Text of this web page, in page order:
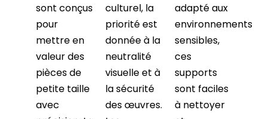
sont conçus
pour
mettre en
valeur des
pièces de
petite taille
avec
culturel, la
priorité est
donnée à la
neutralité
visuelle et à
la sécurité
des œuvres.
adapté aux
environnements
sensibles,
ces
supports
sont faciles
à nettoyer